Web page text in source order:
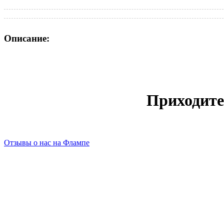
Описание:
Отзывы о нас на Флампе